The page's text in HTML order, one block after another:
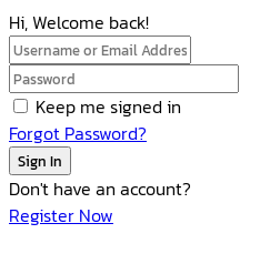
Hi, Welcome back!
Keep me signed in
Forgot Password?
Sign In
Don't have an account?
Register Now